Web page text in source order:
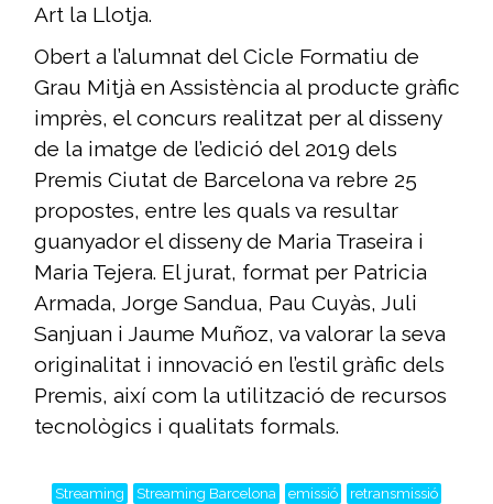
Art la Llotja.
Obert a l’alumnat del Cicle Formatiu de
Grau Mitjà en Assistència al producte gràfic
imprès, el concurs realitzat per al disseny
de la imatge de l’edició del 2019 dels
Premis Ciutat de Barcelona va rebre 25
propostes, entre les quals va resultar
guanyador el disseny de Maria Traseira i
Maria Tejera. El jurat, format per Patricia
Armada, Jorge Sandua, Pau Cuyàs, Juli
Sanjuan i Jaume Muñoz, va valorar la seva
originalitat i innovació en l’estil gràfic dels
Premis, així com la utilització de recursos
tecnològics i qualitats formals.
Streaming Streaming Barcelona emissió
retransmissió